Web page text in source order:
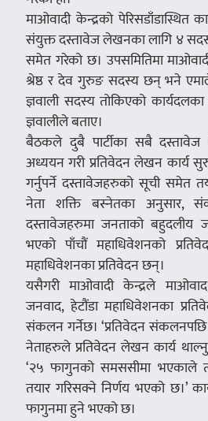
माओवादी केन्द्रको पेरिसडाँडास्थित
संयुक्त दस्तावेज लेखनका लागि ४
समेत गरेको छ। उपसमितिमा
श्रेष्ठ र देव गुरुङ सदस्य छन् भने
ज्ञवाली सदस्य तोकिएको
ज्ञवालीले बताए।
बैठकले दुबै पार्टीका सबै
अध्ययन गरी प्रतिवेदन लेखन कार्य
गर्नुपर्ने दस्तावेजहरुको सूची समेत
नेता शक्ति बस्नेतका अनुसार,
दस्तावेजहरुमा जनताको
भएको पाँचौं महाधिवेशनको
महाधिवेशनका प्रतिवेदन छन्।
यसैगरी माओवादी केन्द्रले
जनवाद, हेटौंडा महाधिवेशनका
संकलन गर्नेछ। ‘प्रतिवेदन
नेताहरुले प्रतिवेदन लेखन कार्य
‘२५ फागुनको समससीमा भएकाले
तयार गरिसक्ने निर्णय भएको छ।’
फागुनमा हुने भएको छ।